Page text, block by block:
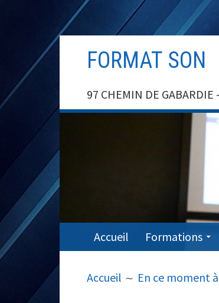
FORMAT SON
97 CHEMIN DE
MENU
PRINCIPAL
Accueil Formations
FIL
D'ARIANE
Accueil En ce moment